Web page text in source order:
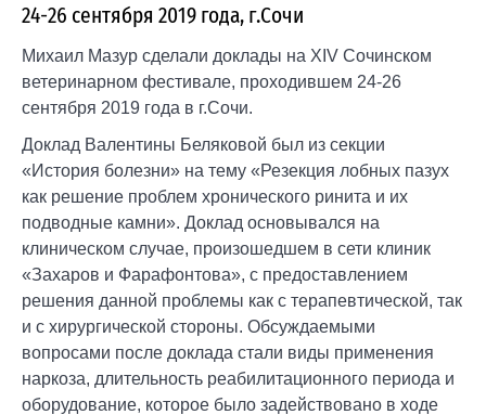
24-26 сентября 2019 года, г.Сочи
Михаил Мазур сделали доклады на XIV Сочинском
ветеринарном фестивале, проходившем 24-26
сентября 2019 года в г.Сочи.
Доклад Валентины Беляковой был из секции
«История болезни» на тему «Резекция лобных пазух
как решение проблем хронического ринита и их
подводные камни». Доклад основывался на
клиническом случае, произошедшем в сети клиник
«Захаров и Фарафонтова», с предоставлением
решения данной проблемы как с терапевтической, так
и с хирургической стороны. Обсуждаемыми
вопросами после доклада стали виды применения
наркоза, длительность реабилитационного периода и
оборудование, которое было задействовано в ходе